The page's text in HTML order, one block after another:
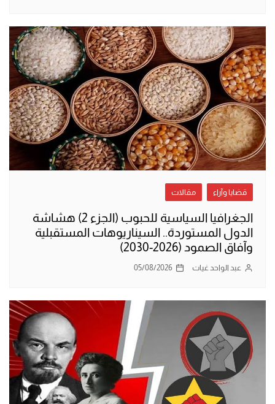
قضايا وآراء مقالات
الجغرافيا السياسية للحبوب (الجزء 2) هشاشة
الدول المستوردة.. السيناريوهات المستقبلية
وآفاق الصمود (2026-2030)
عبد الواحد غيات 05/08/2026